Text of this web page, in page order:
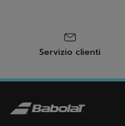
Servizio clienti